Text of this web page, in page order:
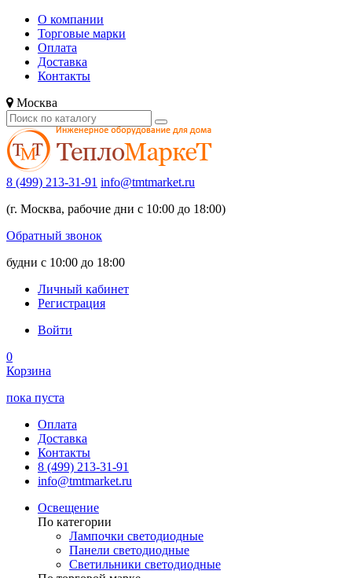
О компании
Торговые марки
Оплата
Доставка
Контакты
Москва
8 (499) 213-31-91 info@tmtmarket.ru
(г. Москва, рабочие дни с 10:00 до 18:00)
Обратный звонок
будни с 10:00 до 18:00
Личный кабинет
Регистрация
Войти
0
Корзина
пока пуста
Оплата
Доставка
Контакты
8 (499) 213-31-91
info@tmtmarket.ru
Освещение
По категории
Лампочки светодиодные
Панели светодиодные
Светильники светодиодные